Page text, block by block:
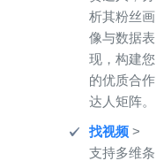
析其粉丝画
像与数据表
现，构建您
的优质合作
达人矩阵。
找视频 >
支持多维条